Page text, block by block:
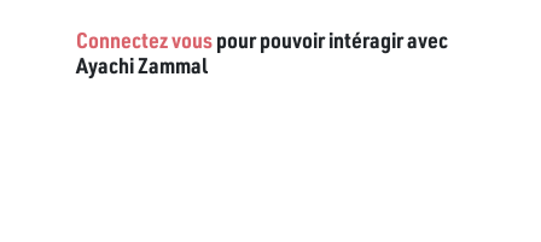
Connectez vouspour pouvoir intéragir avec
Ayachi Zammal